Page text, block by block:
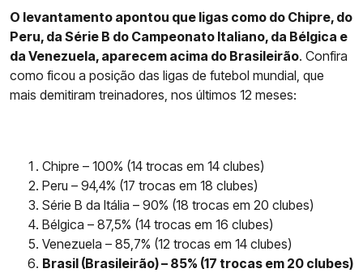
O levantamento apontou que ligas como do Chipre, do
Peru, da Série B do Campeonato Italiano, da Bélgica e
da Venezuela, aparecem acima do Brasileirão. Confira
como ficou a posição das ligas de futebol mundial, que
mais demitiram treinadores, nos últimos 12 meses:
Chipre – 100% (14 trocas em 14 clubes)
Peru – 94,4% (17 trocas em 18 clubes)
Série B da Itália – 90% (18 trocas em 20 clubes)
Bélgica – 87,5% (14 trocas em 16 clubes)
Venezuela – 85,7% (12 trocas em 14 clubes)
Brasil (Brasileirão) – 85% (17 trocas em 20 clubes)